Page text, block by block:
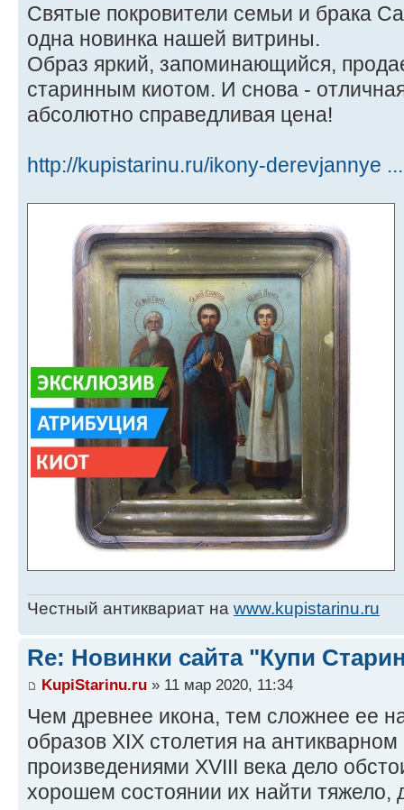
Святые покровители семьи и брака
одна новинка нашей витрины.
Образ яркий, запоминающийся,
старинным киотом. И снова -
абсолютно справедливая цена!
http://kupistarinu.ru/ikony-derevjannye
Честный антиквариат на www.kupistarinu.ru
Re: Новинки сайта "Купи
KupiStarinu.ru » 11 мар 2020, 11:34
Чем древнее икона, тем сложнее ее
образов XIX столетия на
произведениями XVIII века дело
хорошем состоянии их найти тяжело,